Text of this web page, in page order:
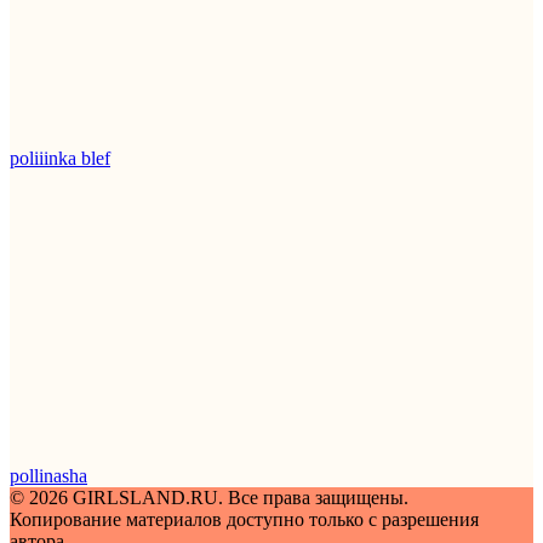
poliiinka blef
pollinasha
© 2026 GIRLSLAND.RU. Все права защищены.
Копирование материалов доступно только с разрешения